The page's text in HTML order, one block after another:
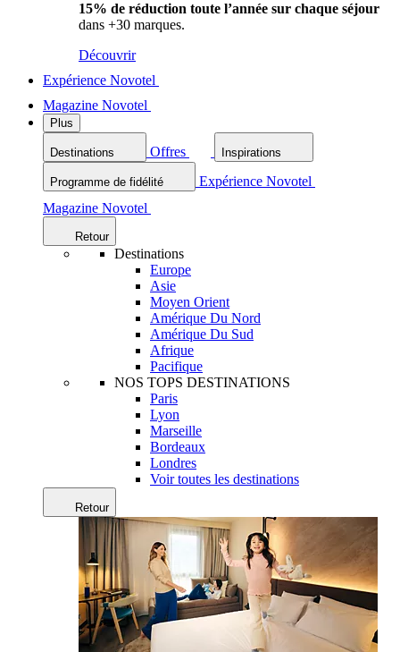
15% de réduction toute l’année sur chaque séjour
dans +30 marques.
Découvrir
Expérience Novotel
Magazine Novotel
Plus
Destinations Offres Inspirations
Programme de fidélité
Expérience Novotel
Magazine Novotel
Retour
Destinations
Europe
Asie
Moyen Orient
Amérique Du Nord
Amérique Du Sud
Afrique
Pacifique
NOS TOPS DESTINATIONS
Paris
Lyon
Marseille
Bordeaux
Londres
Voir toutes les destinations
Retour